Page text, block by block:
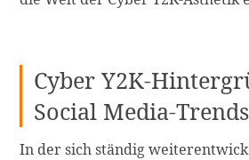
Cyber Y2K-
Social Media-Trends
In der sich ständig